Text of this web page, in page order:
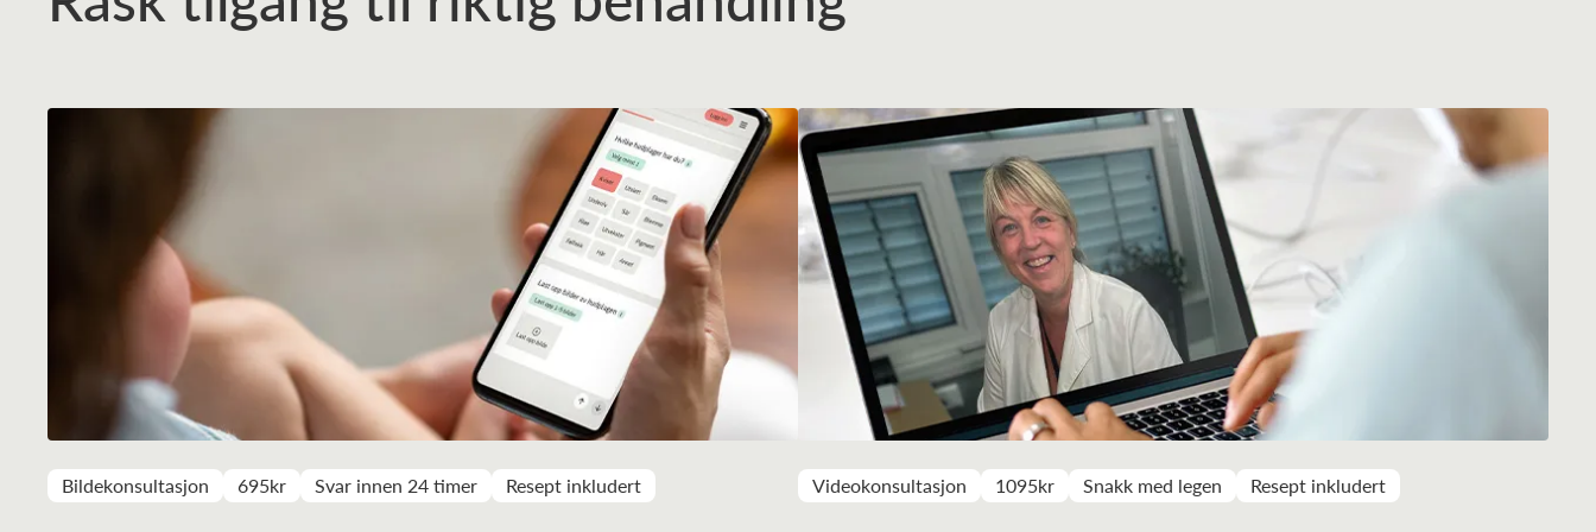
Bildekonsultasjon 695kr Svar innen 24 timer Resept inkludert Videokonsultasjon 1095kr Snakk med legen Resept inkludert